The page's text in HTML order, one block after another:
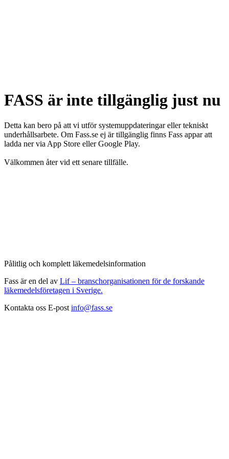
FASS är inte tillgänglig just nu
Detta kan bero på att vi utför systemuppdateringar eller tekniskt
underhållsarbete. Om Fass.se ej är tillgänglig finns Fass appar att
ladda ner via App Store eller Google Play.
Välkommen åter vid ett senare tillfälle.
Pålitlig och komplett läkemedelsinformation
Fass är en del av Lif – branschorganisationen för de forskande
läkemedelsföretagen i Sverige.
Kontakta oss E-post info@fass.se